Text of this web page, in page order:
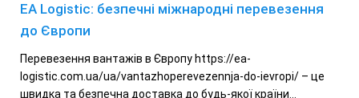
EA Logistic: безпечні міжнародні перевезення
до Європи
Перевезення вантажів в Європу https://ea-
logistic.com.ua/ua/vantazhoperevezennja-do-ievropi/ – це
швидка та безпечна доставка до будь-якої країни...